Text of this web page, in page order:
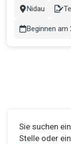
Festanstellung besteht! Ihre Aufgaben:
von Me...
Stadt
Nidau
Beginnen
Sie suchen
Stelle oder